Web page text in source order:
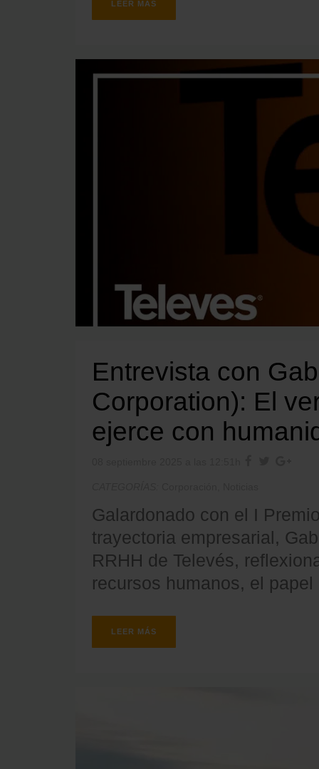
LEER MÁS
Entrevista con
Corporation): El
ejerce con
Galardonado con el I
trayectoria empresarial,
RRHH de Televés,
recursos humanos, el
LEER MÁS